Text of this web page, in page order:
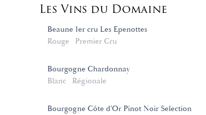
Les Vins du Domaine
Beaune 1er cru Les Epenottes
Rouge
Premier Cru
Bourgogne Chardonnay
Blanc
Régionale
Bourgogne Côte d'Or Pinot Noir Selection